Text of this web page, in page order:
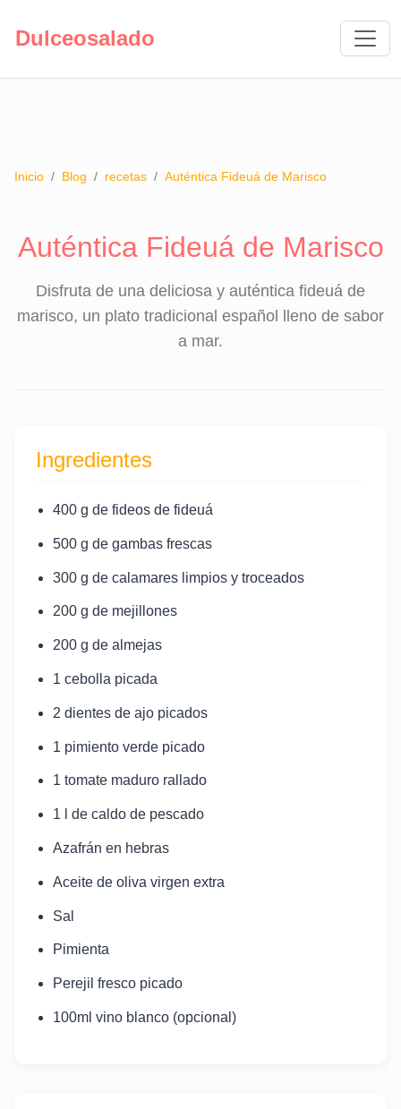
Dulceosalado
Inicio / Blog / recetas / Auténtica Fideuá de Marisco
Auténtica Fideuá de Marisco
Disfruta de una deliciosa y auténtica fideuá de
marisco, un plato tradicional español lleno de sabor
a mar.
Ingredientes
400 g de fideos de fideuá
500 g de gambas frescas
300 g de calamares limpios y troceados
200 g de mejillones
200 g de almejas
1 cebolla picada
2 dientes de ajo picados
1 pimiento verde picado
1 tomate maduro rallado
1 l de caldo de pescado
Azafrán en hebras
Aceite de oliva virgen extra
Sal
Pimienta
Perejil fresco picado
100ml vino blanco (opcional)